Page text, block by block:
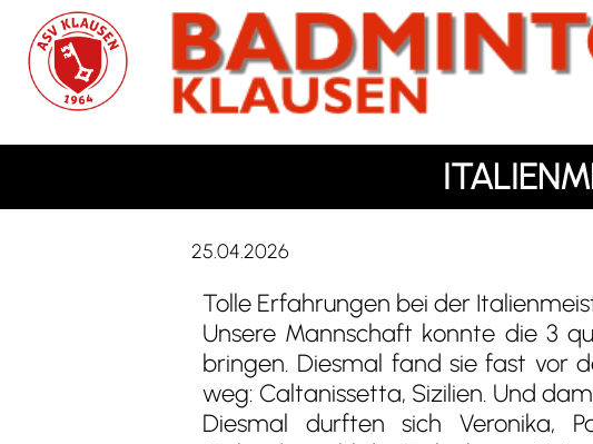
25.04.2026
Tolle Erfahrungen bei der
Unsere Mannschaft konnte die 3
bringen. Diesmal fand sie fast vor
weg: Caltanissetta, Sizilien. Und
Diesmal durften sich Veronika,